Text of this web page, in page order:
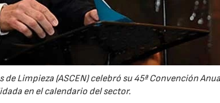
Limpieza (ASCEN) celebró su 45ª Convención
en el calendario del sector.